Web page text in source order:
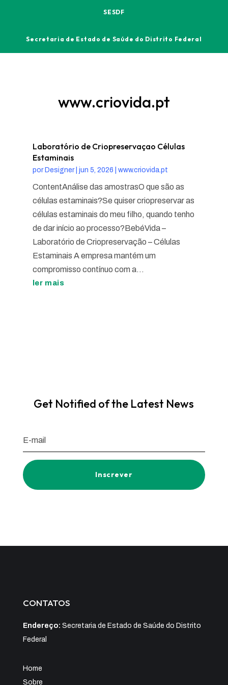
SESDF
Secretaria de Estado de Saúde do Distrito Federal
www.criovida.pt
Laboratório de Criopreservaçao Células
Estaminais
por Designer| jun 5, 2026 www.criovida.pt
ContentAnálise das amostrasO que são as
células estaminais?Se quiser criopreservar as
células estaminais do meu filho, quando tenho
de dar início ao processo?BebéVida –
Laboratório de Criopreservação – Células
Estaminais A empresa mantém um
compromisso contínuo com a...
ler mais
Get Notified of the Latest News
Inscrever
CONTATOS
Endereço: Secretaria de Estado de Saúde do Distrito
Federal
Home
Sobre